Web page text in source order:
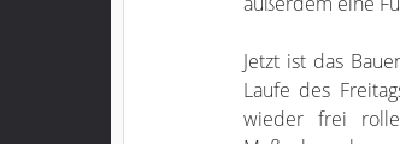
Jetzt ist das
Laufe des
wieder frei